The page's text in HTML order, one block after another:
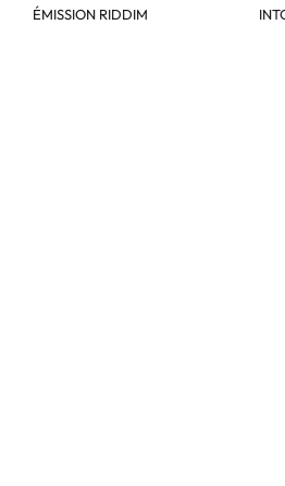
ÉMISSION RIDDIM